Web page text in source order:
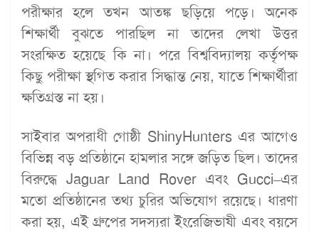
পরীক্ষার হলে তখন আতঙ্ক ছড়িয়ে পড়ে। অনেক
শিক্ষার্থী বুঝতে পারছিল না তাদের লেখা উত্তর
সংরক্ষিত হয়েছে কি না। পরে বিশ্ববিদ্যালয় কর্তৃপক্ষ
কিছু পরীক্ষা স্থগিত করার সিদ্ধান্ত নেয়, যাতে শিক্ষার্থীরা
ক্ষতিগ্রস্ত না হয়।
সাইবার অপরাধী গোষ্ঠী ShinyHunters এর আগেও
বিভিন্ন বড় প্রতিষ্ঠানে হামলার সঙ্গে জড়িত ছিল। তাদের
বিরুদ্ধে Jaguar Land Rover এবং Gucci–এর
মতো প্রতিষ্ঠানের তথ্য চুরির অভিযোগ রয়েছে। ধারণা
করা হয়, এই গ্রুপের সদস্যরা ইংরেজিভাষী এবং বয়সে